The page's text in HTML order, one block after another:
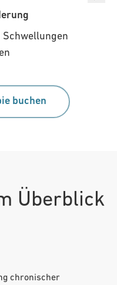
Schwellungen
buchen
Überblick
chronischer